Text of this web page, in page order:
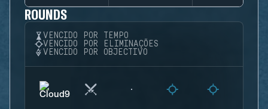
ROUNDS
VENCIDO POR TEMPO
VENCIDO POR ELIMINAÇÕES
VENCIDO POR OBJECTIVO